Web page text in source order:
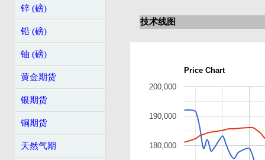
锌 (磅)
铅 (磅)
铀 (磅)
黄金期货
银期货
铜期货
天然气期
技术线图
Price Chart
180,000
190,000
200,000